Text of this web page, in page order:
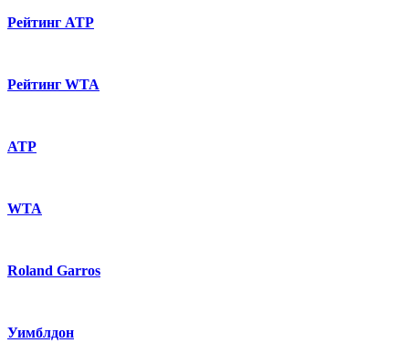
Рейтинг ATP
Рейтинг WTA
ATP
WTA
Roland Garros
Уимблдон